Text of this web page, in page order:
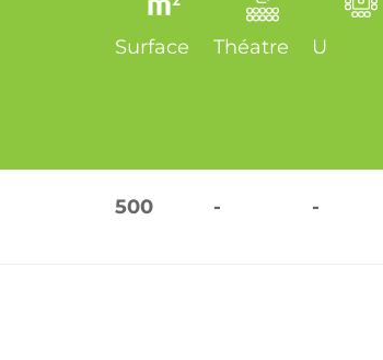
Surface Théatre U
500 - -